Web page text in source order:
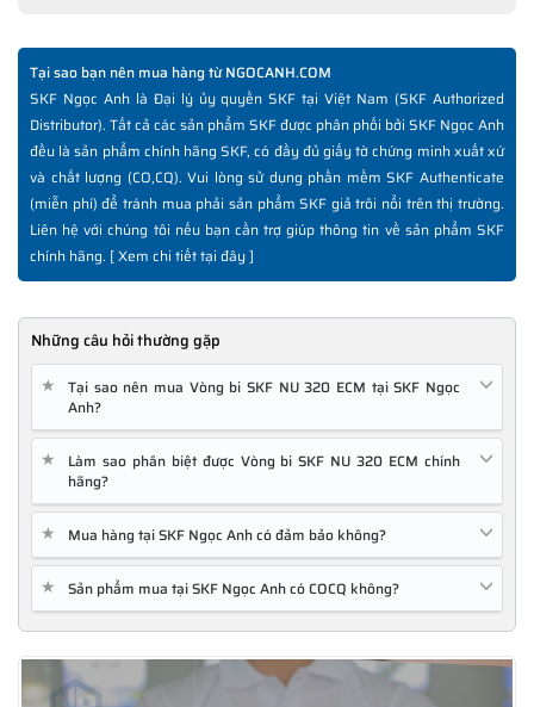
Tại sao bạn nên mua hàng từ NGOCANH.COM
SKF Ngọc Anh là Đại lý ủy quyền SKF tại Việt Nam (SKF Authorized
Distributor). Tất cả các sản phẩm SKF được phân phối bởi SKF Ngọc Anh
đều là sản phẩm chính hãng SKF, có đầy đủ giấy tờ chứng minh xuất xứ
và chất lượng (CO,CQ). Vui lòng sử dụng phần mềm SKF Authenticate
(miễn phí) để tránh mua phải sản phẩm SKF giả trôi nổi trên thị trường.
Liên hệ với chúng tôi nếu bạn cần trợ giúp thông tin về sản phẩm SKF
chính hãng. [Xem chi tiết tại đây]
Những câu hỏi thường gặp
★
Tại sao nên mua Vòng bi SKF NU 320 ECM tại SKF Ngọc
Anh?
★
Làm sao phân biệt được Vòng bi SKF NU 320 ECM chính
hãng?
★ Mua hàng tại SKF Ngọc Anh có đảm bảo không?
★ Sản phẩm mua tại SKF Ngọc Anh có COCQ không?